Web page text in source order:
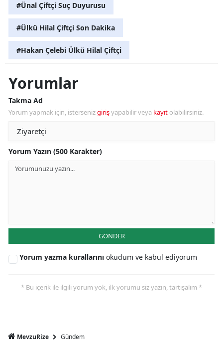
#Ünal Çiftçi Suç Duyurusu
#Ülkü Hilal Çiftçi Son Dakika
#Hakan Çelebi Ülkü Hilal Çiftçi
Yorumlar
Takma Ad
Yorum yapmak için, istersenizgirişyapabilir veya kayıt olabilirsiniz.
Yorum Yazın (500 Karakter)
GÖNDER
Yorum yazma kurallarını okudum ve kabul ediyorum
* Bu içerik ile ilgili yorum yok, ilk yorumu siz yazın, tartışalım *
MevzuRize Gündem